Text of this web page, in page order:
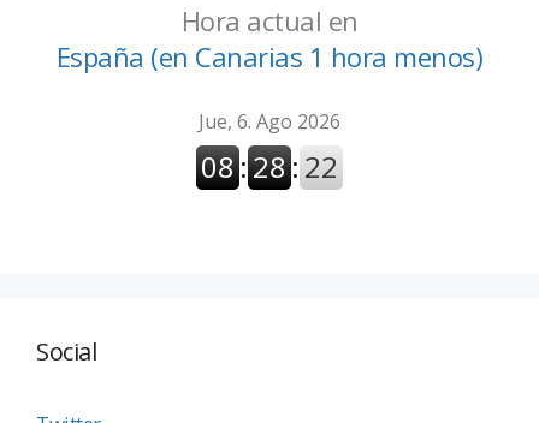
Hora actual en
España (en Canarias 1 hora menos)
Social